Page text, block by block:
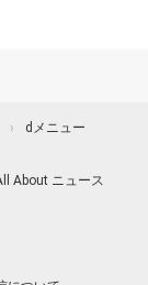
dメニュー
About ニュース